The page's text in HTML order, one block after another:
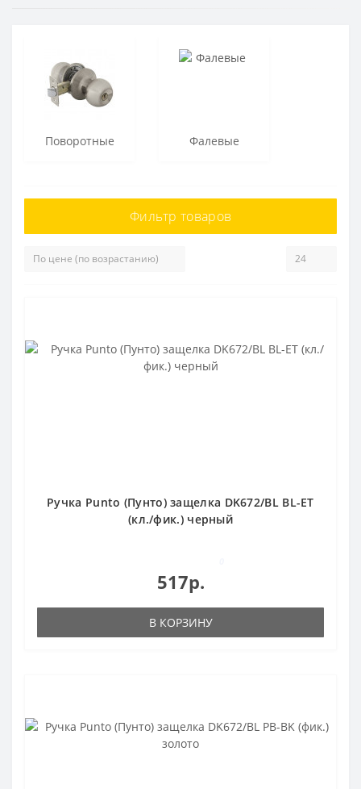
Поворотные Фалевые
Фильтр товаров
Ручка Punto (Пунто) защелка DK672/BL BL-ET
(кл./фик.) черный
517р.
В КОРЗИНУ